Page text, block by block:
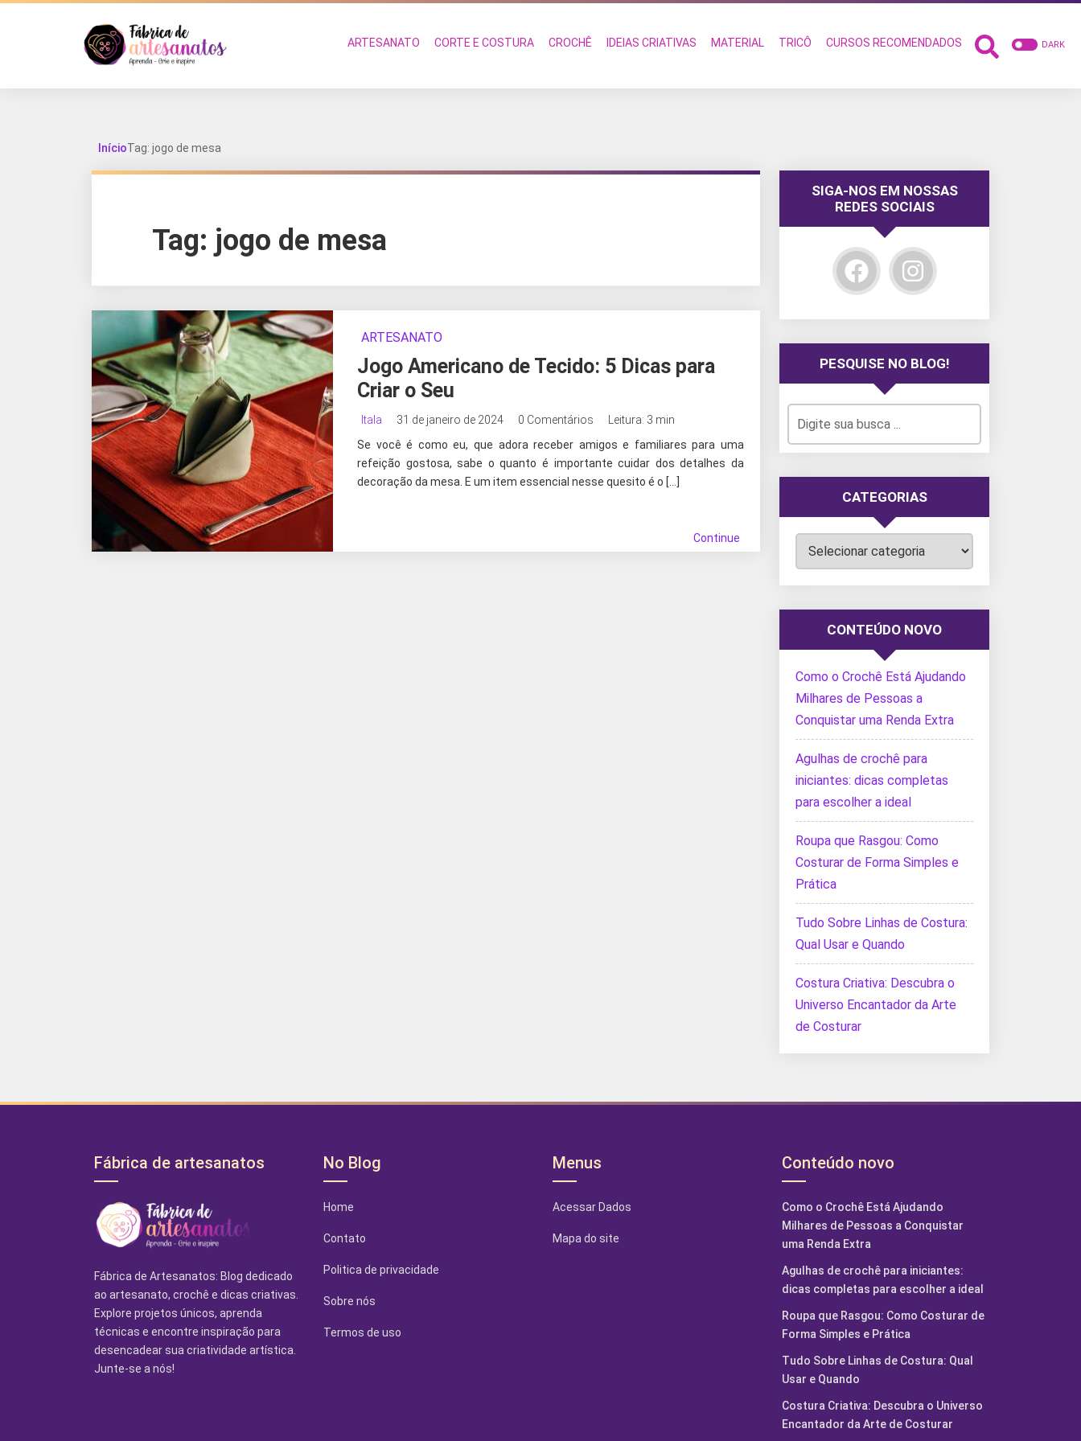
ARTESANATO CORTE E COSTURA CROCHÊ IDEIAS CRIATIVAS MATERIAL TRICÔ CURSOS RECOMENDADOS DARK
InícioTag: jogo de mesa
Tag: jogo de mesa
ARTESANATO
Jogo Americano de Tecido: 5 Dicas para
Criar o Seu
Itala 31 de janeiro de 2024 0 Comentários
Leitura: 3 min
Se você é como eu, que adora receber amigos e familiares para uma
refeição gostosa, sabe o quanto é importante cuidar dos detalhes da
decoração da mesa. E um item essencial nesse quesito é o […]
Continue
SIGA-NOS EM NOSSAS
REDES SOCIAIS
PESQUISE NO BLOG!
CATEGORIAS
Categorias
CONTEÚDO NOVO
Como o Crochê Está Ajudando
Milhares de Pessoas a
Conquistar uma Renda Extra
Agulhas de crochê para
iniciantes: dicas completas
para escolher a ideal
Roupa que Rasgou: Como
Costurar de Forma Simples e
Prática
Tudo Sobre Linhas de Costura:
Qual Usar e Quando
Costura Criativa: Descubra o
Universo Encantador da Arte
de Costurar
Fábrica de artesanatos
Fábrica de Artesanatos: Blog dedicado
ao artesanato, crochê e dicas criativas.
Explore projetos únicos, aprenda
técnicas e encontre inspiração para
desencadear sua criatividade artística.
Junte-se a nós!
No Blog
Home
Contato
Politica de privacidade
Sobre nós
Termos de uso
Menus
Acessar Dados
Mapa do site
Conteúdo novo
Como o Crochê Está Ajudando
Milhares de Pessoas a Conquistar
uma Renda Extra
Agulhas de crochê para iniciantes:
dicas completas para escolher a ideal
Roupa que Rasgou: Como Costurar de
Forma Simples e Prática
Tudo Sobre Linhas de Costura: Qual
Usar e Quando
Costura Criativa: Descubra o Universo
Encantador da Arte de Costurar